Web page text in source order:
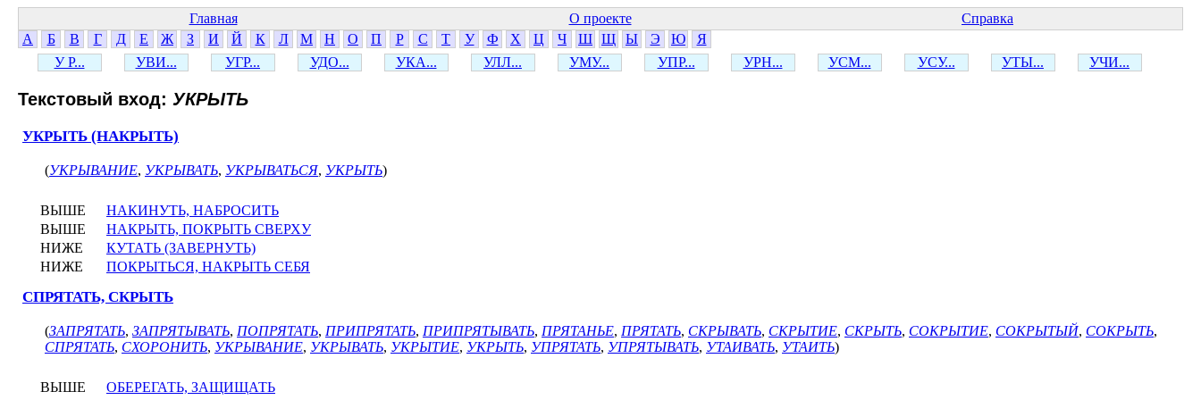
Главная О проекте
Справка
А
Б В Г Д Е Ж З И Й К Л М Н О П Р С Т У Ф Х Ц Ч Ш Щ Ы Э Ю
Я
У Р...
УВИ... УГР... УДО... УКА... УЛЛ... УМУ... УПР... УРН... УСМ... УСУ... УТЫ... УЧИ...
Текстовый вход: УКРЫТЬ
УКРЫТЬ (НАКРЫТЬ)
(УКРЫВАНИЕ, УКРЫВАТЬ, УКРЫВАТЬСЯ, УКРЫТЬ)
ВЫШЕ
НАКИНУТЬ, НАБРОСИТЬ
ВЫШЕ
НАКРЫТЬ, ПОКРЫТЬ СВЕРХУ
НИЖЕ
КУТАТЬ (ЗАВЕРНУТЬ)
НИЖЕ
ПОКРЫТЬСЯ, НАКРЫТЬ СЕБЯ
СПРЯТАТЬ, СКРЫТЬ
(ЗАПРЯТАТЬ, ЗАПРЯТЫВАТЬ, ПОПРЯТАТЬ, ПРИПРЯТАТЬ, ПРИПРЯТЫВАТЬ, ПРЯТАНЬЕ, ПРЯТАТЬ, СКРЫВАТЬ, СКРЫТИЕ, СКРЫТЬ, СОКРЫТИЕ, СОКРЫТЫЙ, СОКРЫТЬ,
СПРЯТАТЬ, СХОРОНИТЬ, УКРЫВАНИЕ, УКРЫВАТЬ, УКРЫТИЕ, УКРЫТЬ, УПРЯТАТЬ, УПРЯТЫВАТЬ, УТАИВАТЬ, УТАИТЬ)
ВЫШЕ
ОБЕРЕГАТЬ, ЗАЩИЩАТЬ